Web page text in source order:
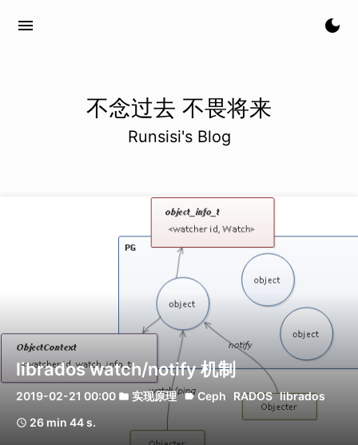
menu dark_mode
不念过去 不畏将来
Runsisi's Blog
librados watch/notify 机制
2019-02-21 00:00 folder 实现原理 label Ceph RADOS librados
schedule 26 min 44 s.